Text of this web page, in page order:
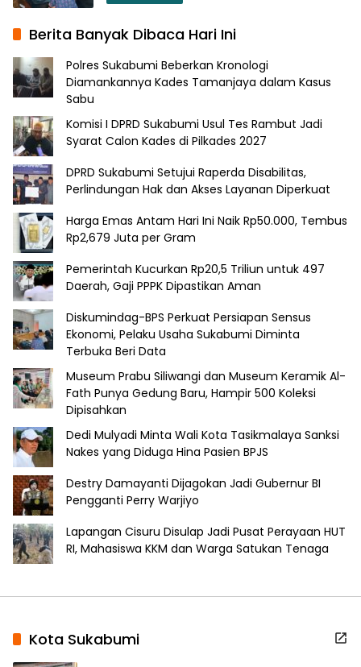
Berita Banyak Dibaca Hari Ini
Polres Sukabumi Beberkan Kronologi
Diamankannya Kades Tamanjaya dalam Kasus
Sabu
Komisi I DPRD Sukabumi Usul Tes Rambut Jadi
Syarat Calon Kades di Pilkades 2027
DPRD Sukabumi Setujui Raperda Disabilitas,
Perlindungan Hak dan Akses Layanan Diperkuat
Harga Emas Antam Hari Ini Naik Rp50.000, Tembus
Rp2,679 Juta per Gram
Pemerintah Kucurkan Rp20,5 Triliun untuk 497
Daerah, Gaji PPPK Dipastikan Aman
Diskumindag-BPS Perkuat Persiapan Sensus
Ekonomi, Pelaku Usaha Sukabumi Diminta
Terbuka Beri Data
Museum Prabu Siliwangi dan Museum Keramik Al-
Fath Punya Gedung Baru, Hampir 500 Koleksi
Dipisahkan
Dedi Mulyadi Minta Wali Kota Tasikmalaya Sanksi
Nakes yang Diduga Hina Pasien BPJS
Destry Damayanti Dijagokan Jadi Gubernur BI
Pengganti Perry Warjiyo
Lapangan Cisuru Disulap Jadi Pusat Perayaan HUT
RI, Mahasiswa KKM dan Warga Satukan Tenaga
Kota Sukabumi